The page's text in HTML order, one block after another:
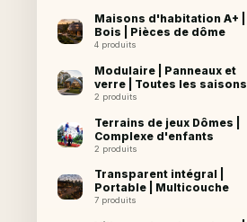
Maisons d'habitation A+ |
Bois | Pièces de dôme
4 produits
Modulaire | Panneaux et
verre | Toutes les saisons
2 produits
Terrains de jeux Dômes |
Complexe d'enfants
2 produits
Transparent intégral |
Portable | Multicouche
7 produits